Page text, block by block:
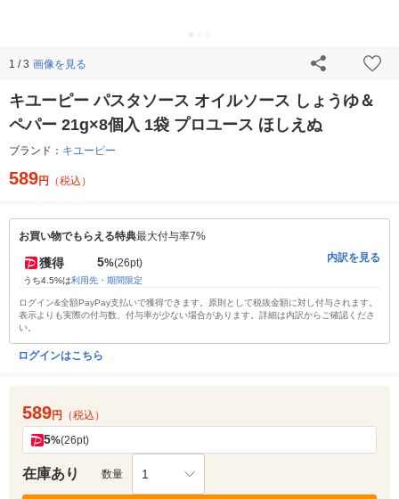
1 / 3 画像を見る
キユーピー パスタソース オイルソース しょうゆ＆
ペパー 21g×8個入 1袋 プロユース ほしえぬ
ブランド： キユーピー
589円 （税込）
お買い物でもらえる特典最大付与率7%
獲得 5%(26pt)
うち4.5%は利用先・期間限定
内訳を見る
ログイン&全額PayPay支払いで獲得できます。原則として税抜金額に対し付与されます。
表示よりも実際の付与数、付与率が少ない場合があります。詳細は内訳からご確認くださ
い。
ログインはこちら
589円 （税込）
5%(26pt)
在庫あり 数量 1